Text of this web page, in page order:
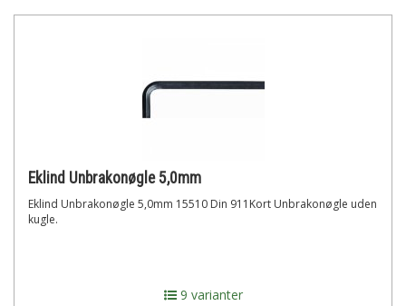
Eklind Unbrakonøgle 5,0mm
Eklind Unbrakonøgle 5,0mm 15510 Din 911Kort Unbrakonøgle uden
kugle.
9 varianter